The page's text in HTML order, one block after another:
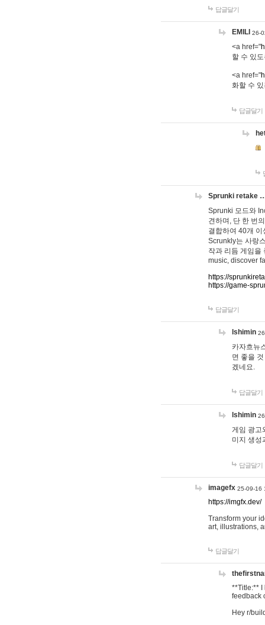
답글달기
EMILI 26-
<a href="
할 수 있
<a href="
화할 수
답글달기
Sprunki retake
Sprunki 모드와
견하며, 단 한 번
결합하여 40개
Scrunkly는 사랑
작과 리듬 게임을
music, discover
https://
https://game-
답글달기
lshimin
카자흐뉴
면 좋을
겠네요.
답글달기
lshimin
게임 광고
미지 생성
답글달기
imagefx 25-09-16
https://imgfx.dev/
Transform your
art, illustrations,
답글달기
**Title:** I
feedback
Hey r/